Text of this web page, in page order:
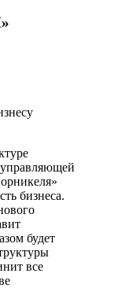
бизнеса.
будет
все